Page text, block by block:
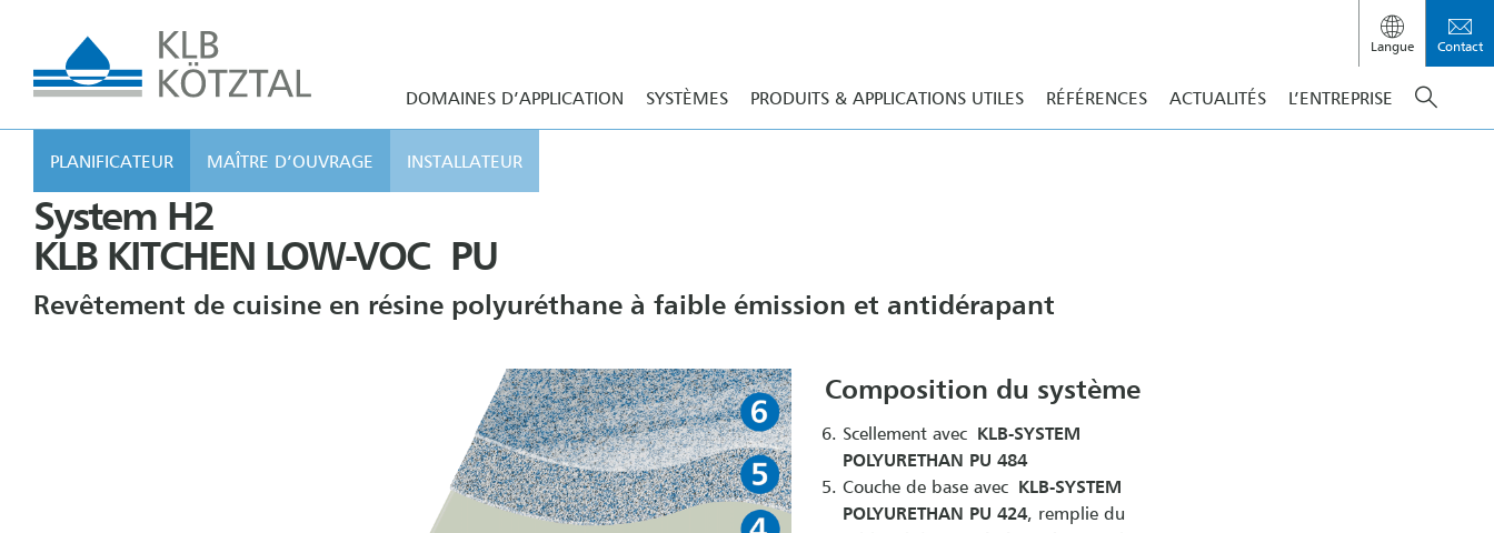
DOMAINES D’APPLICATION SYSTÈMES PRODUITS & APPLICATIONS UTILES RÉFÉRENCES ACTUALITÉS L’ENTREPRISE
Langue Contact
PLANIFICATEUR MAÎTRE D’OUVRAGE INSTALLATEUR
System H2
KLB KITCHEN LOW-VOC PU
Revêtement de cuisine en résine polyuréthane à faible émission et antidérapant
Composition du système
Scellement avecKLB-SYSTEM
POLYURETHAN PU 484
Couche de base avec KLB-SYSTEM
POLYURETHAN PU 424, remplie du